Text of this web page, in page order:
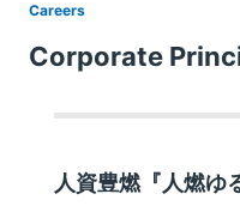
Careers
Corporate
人資豊燃『人燃